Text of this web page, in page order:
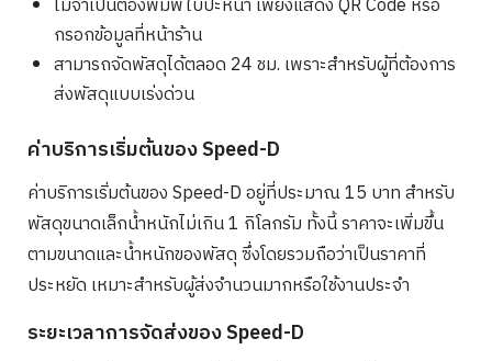
ไม่จำเป็นต้องพิมพ์ใบปะหน้า เพียงแสดง QR Code หรือ
กรอกข้อมูลที่หน้าร้าน
สามารถจัดพัสดุได้ตลอด 24 ชม. เพราะสำหรับผู้ที่ต้องการ
ส่งพัสดุแบบเร่งด่วน
ค่าบริการเริ่มต้นของ Speed-D
ค่าบริการเริ่มต้นของ Speed-D อยู่ที่ประมาณ 15 บาท สำหรับ
พัสดุขนาดเล็กน้ำหนักไม่เกิน 1 กิโลกรัม ทั้งนี้ ราคาจะเพิ่มขึ้น
ตามขนาดและน้ำหนักของพัสดุ ซึ่งโดยรวมถือว่าเป็นราคาที่
ประหยัด เหมาะสำหรับผู้ส่งจำนวนมากหรือใช้งานประจำ
ระยะเวลาการจัดส่งของ Speed-D